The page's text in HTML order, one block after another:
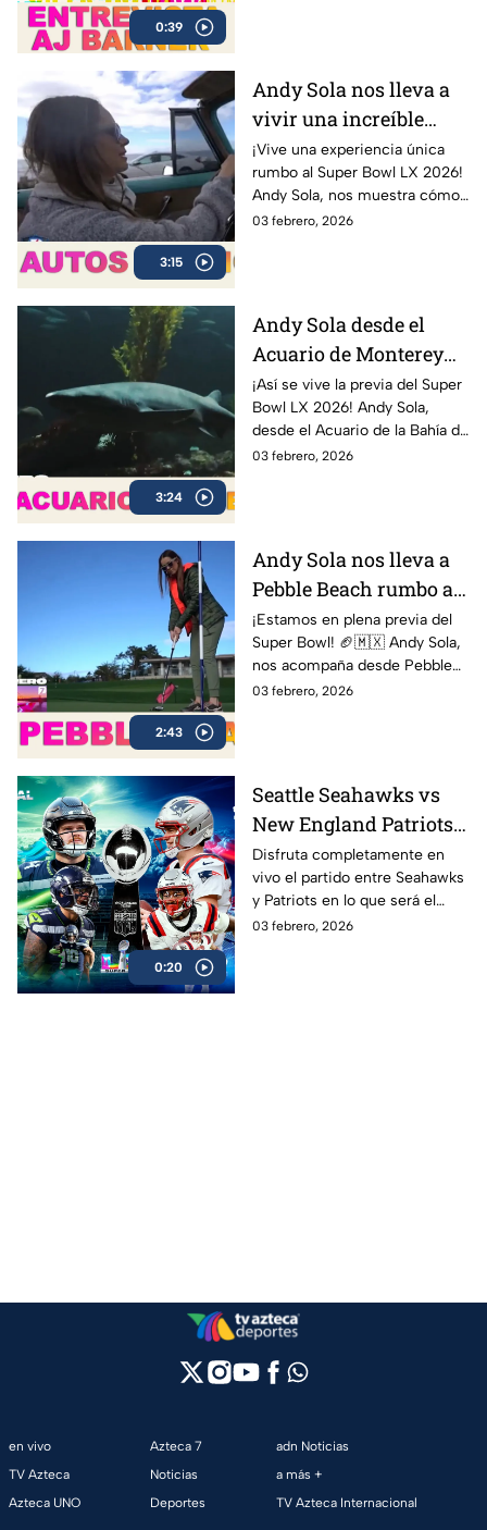
0:39
3:15
Andy Sola nos lleva a
vivir una increíble
experiencia en un Bel
Air 1954 | Sola al Super
Bowl
¡Vive una experiencia única
rumbo al Super Bowl LX 2026!
Andy Sola, nos muestra cómo
se vive la previa del Super
03 febrero, 2026
3:24
Andy Sola desde el
Acuario de Monterey
rumbo al Super Bowl |
Sola al Super Bowl
¡Así se vive la previa del Super
Bowl LX 2026! Andy Sola,
desde el Acuario de la Bahía de
Monterey, compartiendo sus
England Patriots.
03 febrero, 2026
2:43
Andy Sola nos lleva a
Pebble Beach rumbo al
Super Bow | Sola al
Super Bowl
¡Estamos en plena previa del
Super Bowl! 🏈🇲🇽 Andy Sola,
nos acompaña desde Pebble
Beach, compartiendo cómo se
03 febrero, 2026
0:20
Seattle Seahawks vs
New England Patriots
ver EN VIVO y GRATIS
Super Bowl LX 2026,
gran final de la NFL
Disfruta completamente en
vivo el partido entre Seahawks
y Patriots en lo que será el
esperado Super Bowl 2026 en
03 febrero, 2026
en vivo
TV Azteca
Azteca UNO
Azteca 7
Noticias
Deportes
adn Noticias
a más +
TV Azteca Internacional